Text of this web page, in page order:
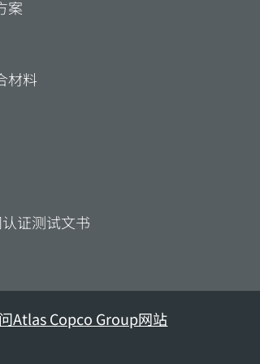
案
材料
证测试文书
Atlas Copco Group网站